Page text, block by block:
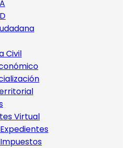
Civil
Virtual